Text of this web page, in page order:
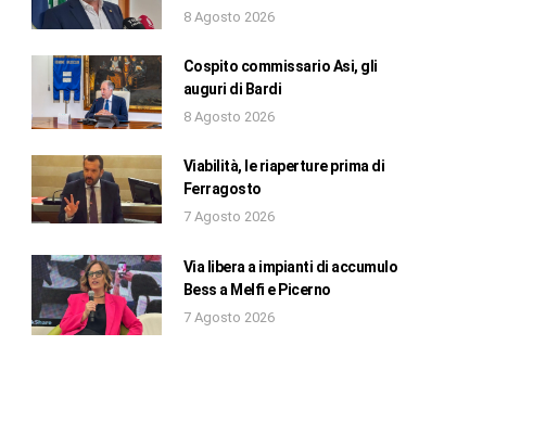
8 Agosto 2026
Cospito commissario Asi, gli
auguri di Bardi
8 Agosto 2026
Viabilità, le riaperture prima di
Ferragosto
7 Agosto 2026
Via libera a impianti di accumulo
Bess a Melfi e Picerno
7 Agosto 2026